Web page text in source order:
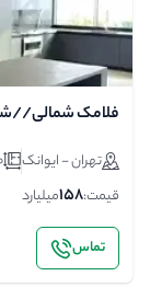
فلامک شمالی//شهرک غرب/۱۹۰متر
تهران - ایوانک
قیمت:158میلیارد
تماس